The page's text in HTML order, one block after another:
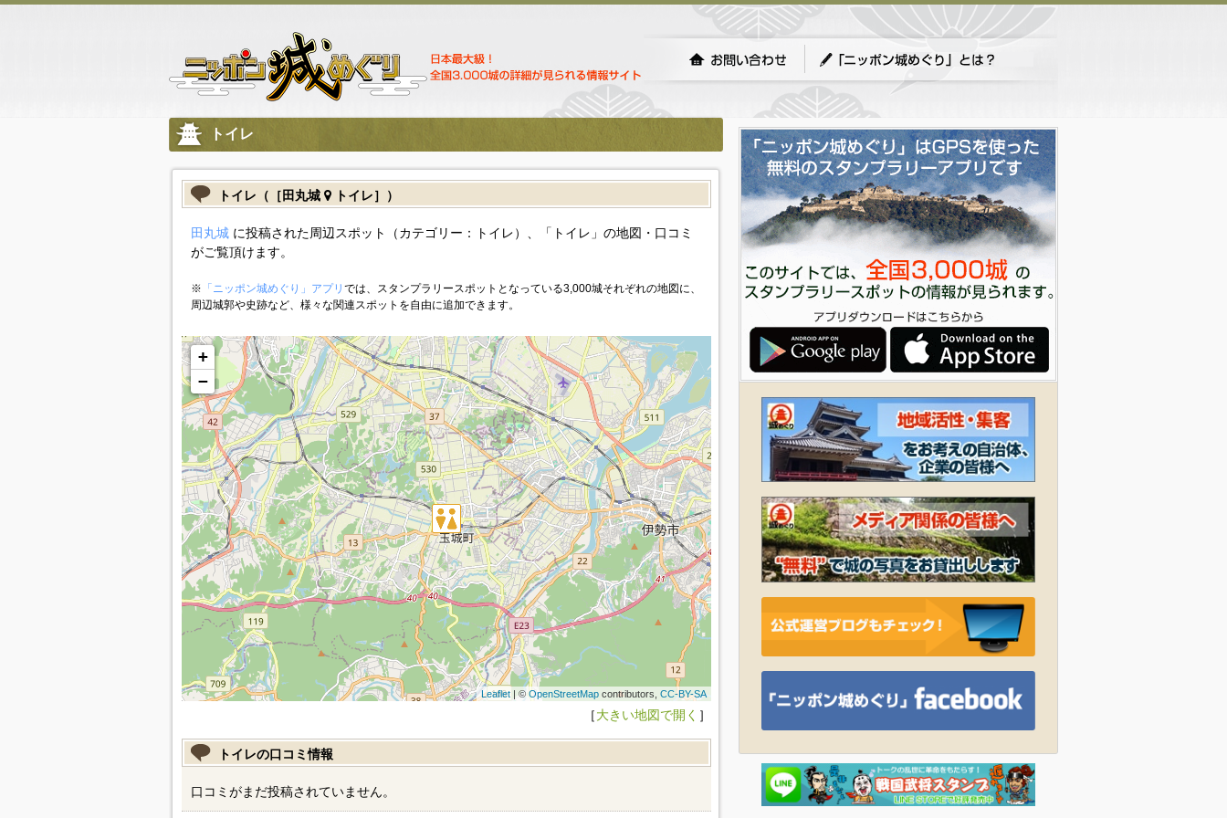
トイレ
トイレ（［田丸城 トイレ］）
田丸城に投稿された周辺スポット（カテゴリー：トイレ）、「トイレ」の地図・口コミ
がご覧頂けます。
※ 「ニッポン城めぐり」アプリ では、スタンプラリースポットとなっている3,000城それぞれの地図に、
周辺城郭や史跡など、様々な関連スポットを自由に追加できます。
+
−
Leaflet| ©OpenStreetMapcontributors, CC-BY-SA
［大きい地図で開く ］
トイレの口コミ情報
口コミがまだ投稿されていません。